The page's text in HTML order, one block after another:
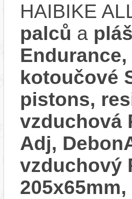
HAIBIKE
palců a
Endurance,
kotoučové
pistons,
vzduchová
Adj,
vzduchový